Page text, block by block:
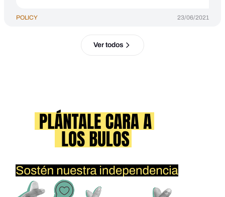
POLICY 23/06/2021
Ver todos